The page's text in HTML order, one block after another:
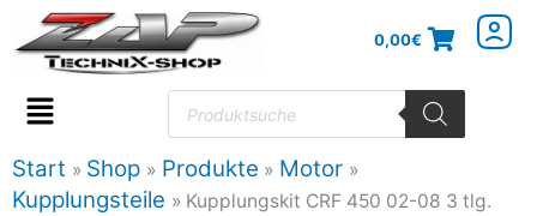
Inhalt
springen
0,00€
Flyout
Menu
Products
search
Start Shop Produkte
Motor
Kupplungsteile
Kupplungskit CRF 450 02-08 3 tlg.